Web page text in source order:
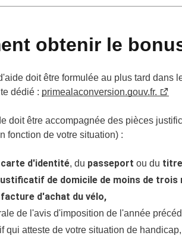
obtenir le
doit être formulée au plus tard dans
dédié : primealaconversion.gouv.fr.
doit être accompagnée des pièces
fonction de votre situation) :
carte d'identité, du passeport ou du
de domicile de moins de trois
facture d'achat du vélo,
de l'avis d'imposition de l'année
qui atteste de votre situation de